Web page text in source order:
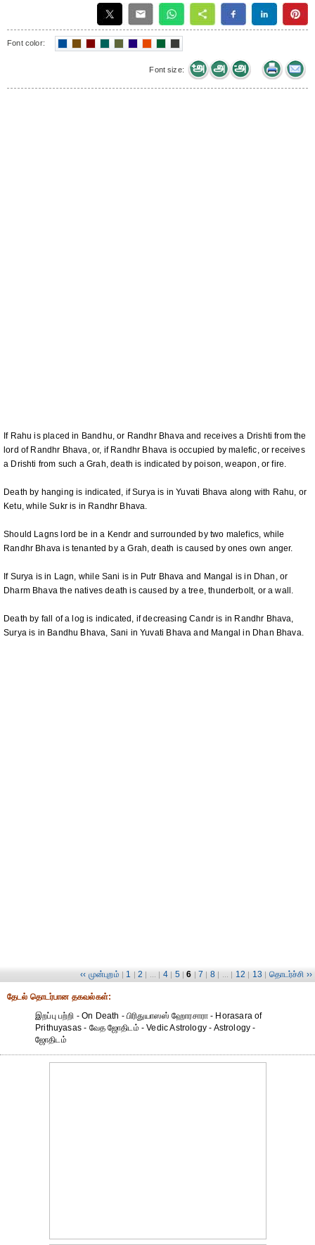
Font color:
Font size:
If Rahu is placed in Bandhu, or Randhr Bhava and receives a Drishti from the
lord of Randhr Bhava, or, if Randhr Bhava is occupied by malefic, or receives
a Drishti from such a Grah, death is indicated by poison, weapon, or fire.
Death by hanging is indicated, if Surya is in Yuvati Bhava along with Rahu, or
Ketu, while Sukr is in Randhr Bhava.
Should Lagns lord be in a Kendr and surrounded by two malefics, while
Randhr Bhava is tenanted by a Grah, death is caused by ones own anger.
If Surya is in Lagn, while Sani is in Putr Bhava and Mangal is in Dhan, or
Dharm Bhava the natives death is caused by a tree, thunderbolt, or a wall.
Death by fall of a log is indicated, if decreasing Candr is in Randhr Bhava,
Surya is in Bandhu Bhava, Sani in Yuvati Bhava and Mangal in Dhan Bhava.
‹‹ முன்புறம் | 1 | 2 | ... | 4 | 5 | 6 | 7 | 8 | ... | 12 | 13 | தொடர்ச்சி ››
தேட‌ல் தொட‌ர்பான தகவ‌ல்க‌ள்:
இறப்பு பற்றி - On Death - பிரிதுயாஸஸ் ஹோரசாரா - Horasara of
Prithuyasas - வேத ஜோதிடம் - Vedic Astrology - Astrology -
ஜோதிடம்